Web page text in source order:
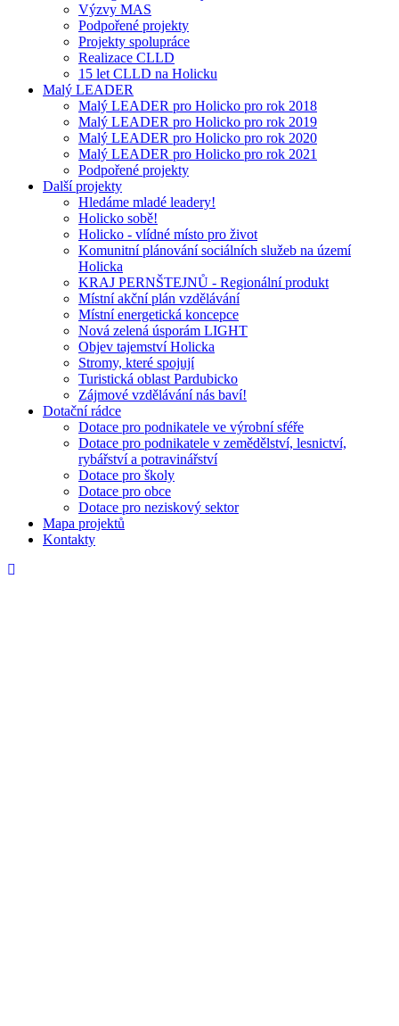
Výzvy MAS
Podpořené projekty
Projekty spolupráce
Realizace CLLD
15 let CLLD na Holicku
Malý LEADER
Malý LEADER pro Holicko pro rok 2018
Malý LEADER pro Holicko pro rok 2019
Malý LEADER pro Holicko pro rok 2020
Malý LEADER pro Holicko pro rok 2021
Podpořené projekty
Další projekty
Hledáme mladé leadery!
Holicko sobě!
Holicko - vlídné místo pro život
Komunitní plánování sociálních služeb na území
Holicka
KRAJ PERNŠTEJNŮ - Regionální produkt
Místní akční plán vzdělávání
Místní energetická koncepce
Nová zelená úsporám LIGHT
Objev tajemství Holicka
Stromy, které spojují
Turistická oblast Pardubicko
Zájmové vzdělávání nás baví!
Dotační rádce
Dotace pro podnikatele ve výrobní sféře
Dotace pro podnikatele v zemědělství, lesnictví,
rybářství a potravinářství
Dotace pro školy
Dotace pro obce
Dotace pro neziskový sektor
Mapa projektů
Kontakty